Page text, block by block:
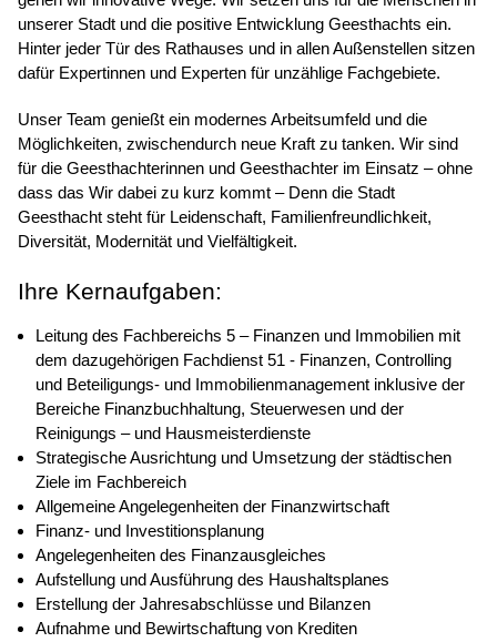
unserer Stadt und die positive Entwicklung Geesthachts ein.
Hinter jeder Tür des Rathauses und in allen Außenstellen sitzen
dafür Expertinnen und Experten für unzählige Fachgebiete.
Unser Team genießt ein modernes Arbeitsumfeld und die
Möglichkeiten, zwischendurch neue Kraft zu tanken. Wir sind
für die Geesthachterinnen und Geesthachter im Einsatz – ohne
dass das Wir dabei zu kurz kommt – Denn die Stadt
Geesthacht steht für Leidenschaft, Familienfreundlichkeit,
Diversität, Modernität und Vielfältigkeit.
Ihre Kernaufgaben:
Leitung des Fachbereichs 5 – Finanzen und Immobilien mit
dem dazugehörigen Fachdienst 51 - Finanzen, Controlling
und Beteiligungs- und Immobilienmanagement inklusive der
Bereiche Finanzbuchhaltung, Steuerwesen und der
Reinigungs – und Hausmeisterdienste
Strategische Ausrichtung und Umsetzung der städtischen
Ziele im Fachbereich
Allgemeine Angelegenheiten der Finanzwirtschaft
Finanz- und Investitionsplanung
Angelegenheiten des Finanzausgleiches
Aufstellung und Ausführung des Haushaltsplanes
Erstellung der Jahresabschlüsse und Bilanzen
Aufnahme und Bewirtschaftung von Krediten